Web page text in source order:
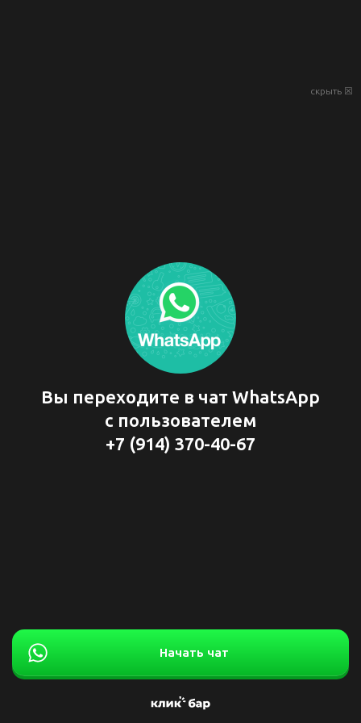
скрыть ☒
Вы переходите в чат WhatsApp
с пользователем
+7 (914) 370-40-67
Начать чат